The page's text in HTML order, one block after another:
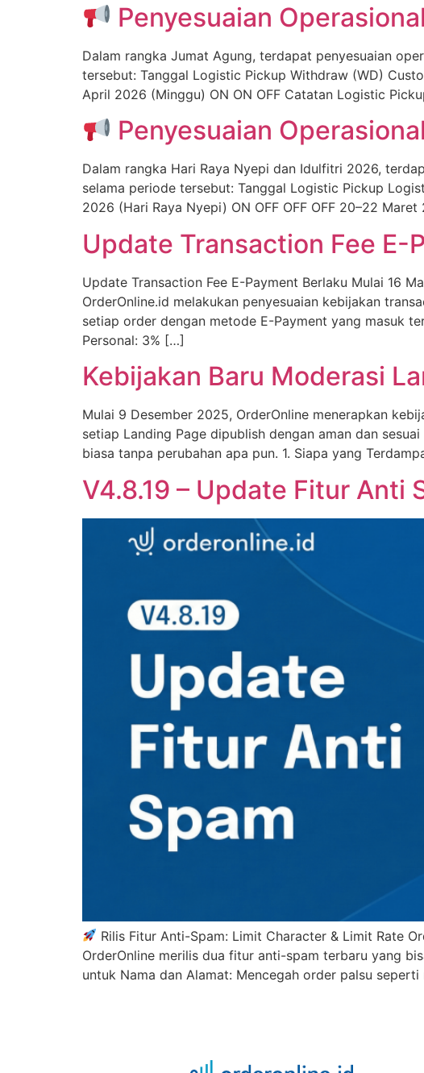
Penyesuaian
Dalam rangka Jumat Agung, terdapat penyesuaian
tersebut: Tanggal Logistic Pickup Withdraw (WD)
April 2026 (Minggu) ON ON OFF Catatan Logistic
Penyesuaian
Dalam rangka Hari Raya Nyepi dan Idulfitri 2026,
selama periode tersebut: Tanggal Logistic Pickup
2026 (Hari Raya Nyepi) ON OFF OFF OFF 20–22
Update Transaction Fee E-
Update Transaction Fee E-Payment Berlaku Mulai 16
OrderOnline.id melakukan penyesuaian kebijakan
setiap order dengan metode E-Payment yang masuk
Personal: 3% […]
Kebijakan Baru Moderasi
Mulai 9 Desember 2025, OrderOnline menerapkan
setiap Landing Page dipublish dengan aman dan
biasa tanpa perubahan apa pun. 1. Siapa yang
V4.8.19 – Update Fitur Anti
Rilis Fitur Anti-Spam: Limit Character & Limit Rate
OrderOnline merilis dua fitur anti-spam terbaru yang
untuk Nama dan Alamat: Mencegah order palsu